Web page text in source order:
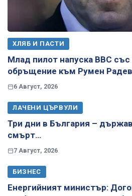
ХЛЯБ И ПАСТИ
Млад пилот напуска ВВС със
обръщение към Румен
6 Август, 2026
ЛАЧЕНИ ЦЪРВУЛИ
Три дни в България –
смърт…
7 Август, 2026
БИЗНЕС
Енергийният министър: